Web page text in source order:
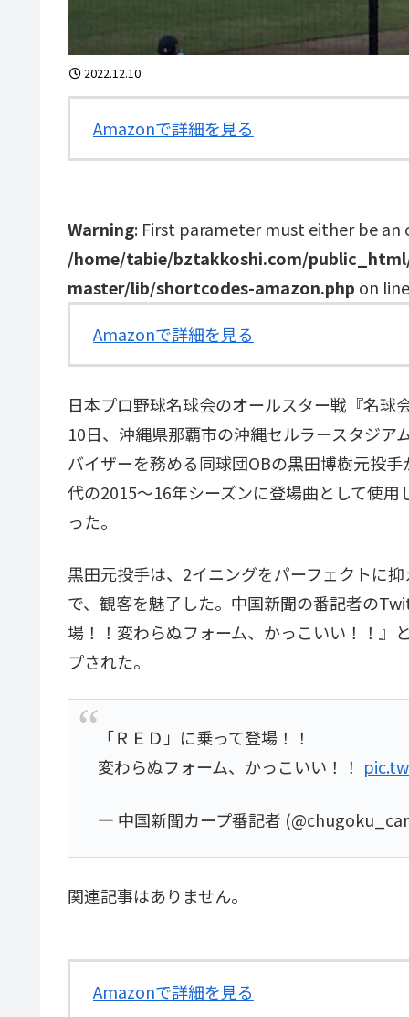
2022.12.10
Amazonで詳細を見る
Warning: First parameter must either be
/home/tabie/bztakkoshi.com/
master/lib/shortcodes-amazon.php on
Amazonで詳細を見る
日本プロ野球名球会のオールスター戦『名球
10日、沖縄県那覇市の沖縄セルラースタジ
バイザーを務める同球団OBの黒田博樹元投
代の2015～16年シーズンに登場曲として使
った。
黒田元投手は、2イニングをパーフェクトに
で、観客を魅了した。中国新聞の番記者の
場！！変わらぬフォーム、かっこいい！！』
プされた。
「ＲＥＤ」に乗って登場！！
変わらぬフォーム、かっこいい！！
— 中国新聞カープ番記者
関連記事はありません。
Amazonで詳細を見る